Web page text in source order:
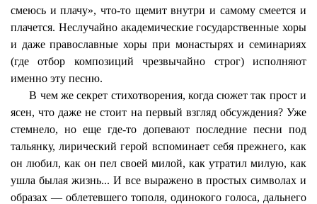
смеюсь и плачу», что-то щемит внутри и самому смеется и
плачется. Неслучайно академические государственные хоры
и даже православные хоры при монастырях и семинариях
(где отбор композиций чрезвычайно строг) исполняют
именно эту песню.
В чем же секрет стихотворения, когда сюжет так прост и
ясен, что даже не стоит на первый взгляд обсуждения? Уже
стемнело, но еще где-то допевают последние песни под
тальянку, лирический герой вспоминает себя прежнего, как
он любил, как он пел своей милой, как утратил милую, как
ушла былая жизнь... И все выражено в простых символах и
образах — облетевшего тополя, одинокого голоса, дальнего